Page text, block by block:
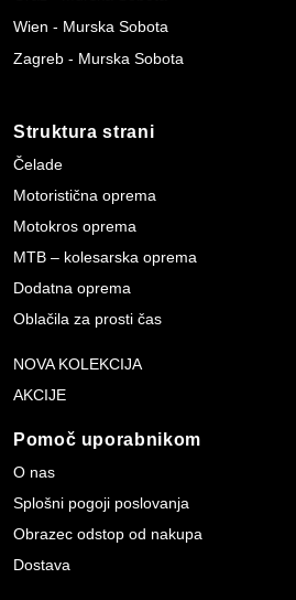
Wien - Murska Sobota
Zagreb - Murska Sobota
Struktura strani
Čelade
Motoristična oprema
Motokros oprema
MTB – kolesarska oprema
Dodatna oprema
Oblačila za prosti čas
NOVA KOLEKCIJA
AKCIJE
Pomoč uporabnikom
O nas
Splošni pogoji poslovanja
Obrazec odstop od nakupa
Dostava